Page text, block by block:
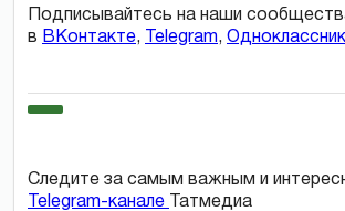
Подписывайтесь на наши
в ВКонтакте, Telegram,
Следите за самым важным и
Telegram-канале
Татмедиа